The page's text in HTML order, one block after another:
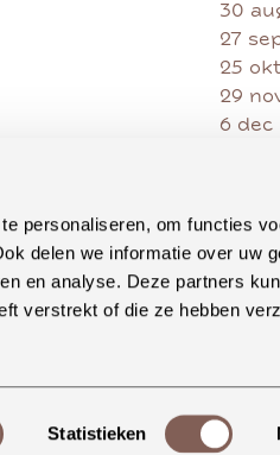
personaliseren, om functies
delen we informatie over uw
en analyse. Deze partners
verstrekt of die ze hebben
Statistieken
30
27
25
29
6 dec